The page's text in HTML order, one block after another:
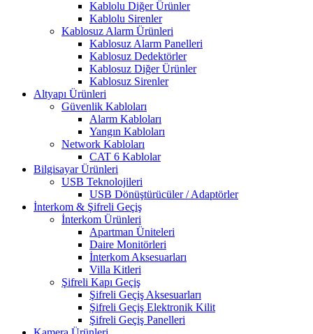
Kablolu Diğer Ürünler
Kablolu Sirenler
Kablosuz Alarm Ürünleri
Kablosuz Alarm Panelleri
Kablosuz Dedektörler
Kablosuz Diğer Ürünler
Kablosuz Sirenler
Altyapı Ürünleri
Güvenlik Kabloları
Alarm Kabloları
Yangın Kabloları
Network Kabloları
CAT 6 Kablolar
Bilgisayar Ürünleri
USB Teknolojileri
USB Dönüştürücüler / Adaptörler
İnterkom & Şifreli Geçiş
İnterkom Ürünleri
Apartman Üniteleri
Daire Monitörleri
İnterkom Aksesuarları
Villa Kitleri
Şifreli Kapı Geçiş
Şifreli Geçiş Aksesuarları
Şifreli Geçiş Elektronik Kilit
Şifreli Geçiş Panelleri